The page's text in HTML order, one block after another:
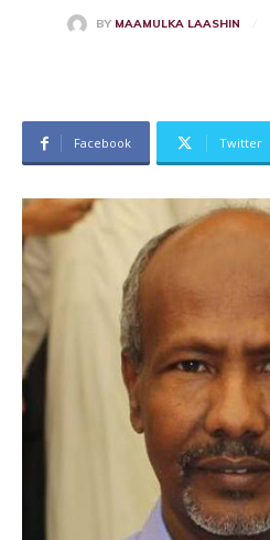
BY MAAMULKA LAASHIN
Facebook Twitter